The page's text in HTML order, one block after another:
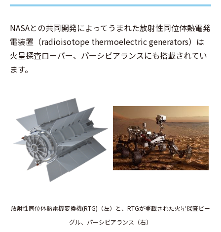
NASAとの共同開発によってうまれた放射性同位体熱電発
電装置（radioisotope thermoelectric generators）は
火星探査ローバー、パーシビアランスにも搭載されてい
ます。
放射性同位体熱電機変換機(RTG)（左）と、RTGが登載された火星探査ビー
グル、パーシビアランス（右）